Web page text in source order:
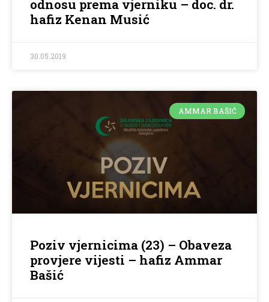
odnosu prema vjerniku – doc. dr.
hafiz Kenan Musić
30.05.2019
AMMAR BAŠIĆ
Poziv vjernicima (23) – Obaveza
provjere vijesti – hafiz Ammar
Bašić